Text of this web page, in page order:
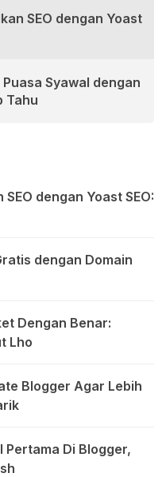
SEO dengan Yoast
Syawal dengan
Tahu
dengan Yoast SEO:
dengan Domain
Dengan Benar:
Lho
Blogger Agar Lebih
Di Blogger,